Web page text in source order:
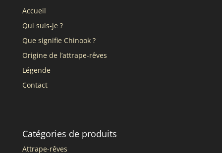
Accueil
Qui suis-je ?
Que signifie Chinook ?
Origine de l’attrape-rêves
Légende
Contact
Catégories de produits
Attrape-rêves